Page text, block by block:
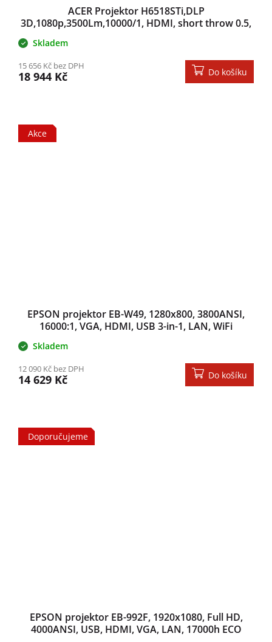
ACER Projektor H6518STi,DLP
3D,1080p,3500Lm,10000/1, HDMI, short throw 0.5,
Skladem
15 656 Kč bez DPH
18 944 Kč Do košíku
Akce
EPSON projektor EB-W49, 1280x800, 3800ANSI,
16000:1, VGA, HDMI, USB 3-in-1, LAN, WiFi
Skladem
12 090 Kč bez DPH
14 629 Kč Do košíku
Doporučujeme
EPSON projektor EB-992F, 1920x1080, Full HD,
4000ANSI, USB, HDMI, VGA, LAN, 17000h ECO